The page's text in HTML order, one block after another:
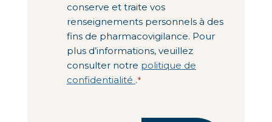
conserve et traite vos
renseignements personnels à des
fins de pharmacovigilance. Pour
plus d’informations, veuillez
consulter notre politique de
confidentialité .*